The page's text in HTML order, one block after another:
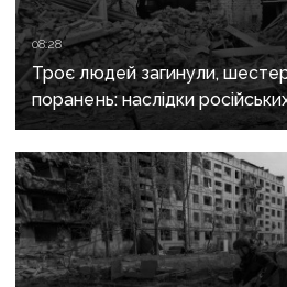
08:28
Троє людей загинули,
поранень: наслідки